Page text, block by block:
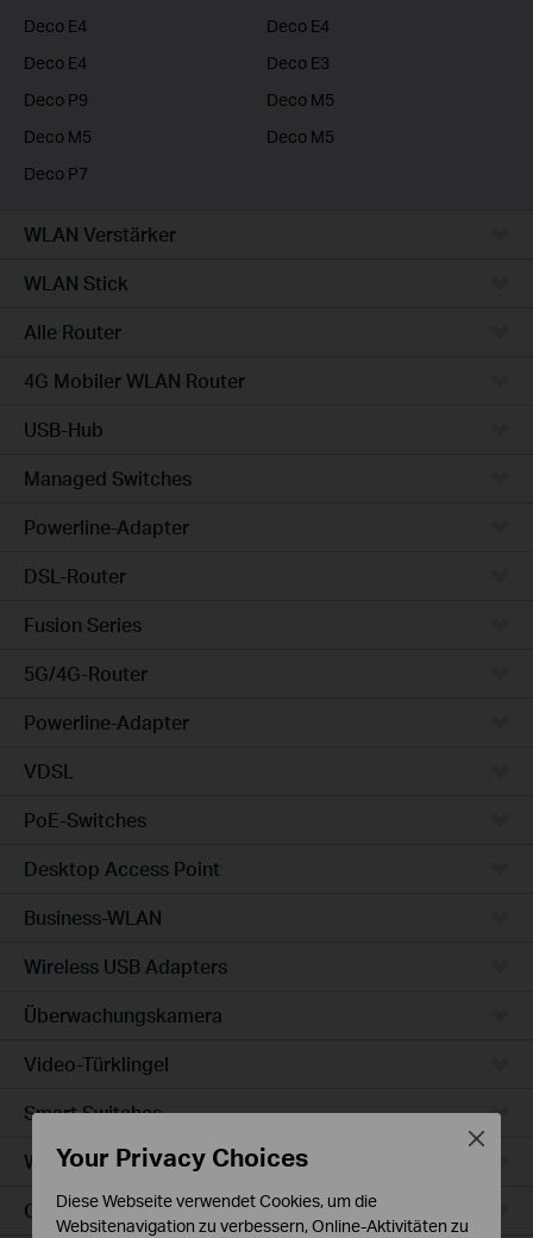
Deco E4
Deco E4
Deco E4
Deco E3
Deco P9
Deco M5
Deco M5
Deco M5
Deco P7
WLAN Verstärker
WLAN Stick
Alle Router
4G Mobiler WLAN Router
USB-Hub
Managed Switches
Powerline-Adapter
DSL-Router
Fusion Series
5G/4G-Router
Powerline-Adapter
VDSL
PoE-Switches
Desktop Access Point
Business-WLAN
Wireless USB Adapters
Überwachungskamera
Video-Türklingel
Smart Switches
WLAN-Steckdosen
Glühbirne & LED-Streifen
Your Privacy Choices
Diese Webseite verwendet Cookies, um die
Websitenavigation zu verbessern, Online-Aktivitäten zu
Close